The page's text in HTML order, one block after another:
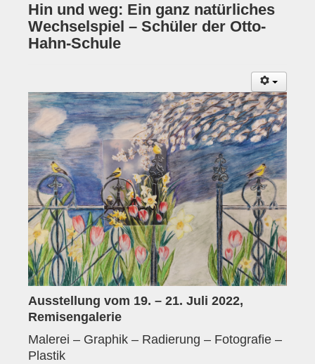
Home
Über uns
Künstler*innen der
Remise
Grundsatzprogramm
Historie
Impressum
Mitglieder-Info
Sonderpreis Kultur
Veranstaltungen
Aktuell
Regelmäßig
Jahresüberblick
Hin und weg: Ein ganz natürliches
Wechselspiel – Schüler der Otto-
Hahn-Schule
Ausstellung vom 19. – 21. Juli 2022,
Remisengalerie
Malerei – Graphik – Radierung – Fotografie –
Plastik